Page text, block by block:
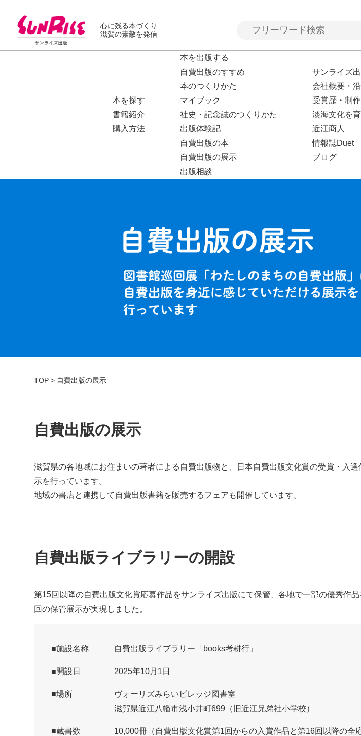
心に残る本づくり
滋賀の素敵を発信
本を探す
書籍紹介
購入方法
本を出版する
自費出版のすすめ
本のつくりかた
マイブック
社史・記念誌のつくりかた
出版体験記
自費出版の本
自費出版の展示
出版相談
サンライズ
会社概要・
受賞歴・制
淡海文化を
近江商人
情報誌Duet
ブログ
TOP > 自費出版の展示
自費出版の展示
滋賀県の各地域にお住まいの著者による自費出版物と、日本自費出版文化賞の受賞・入
示を行っています。
地域の書店と連携して自費出版書籍を販売するフェアも開催しています。
自費出版ライブラリーの開設
第15回以降の自費出版文化賞応募作品をサンライズ出版にて保管、各地で一部の優秀作
回の保管展示が実現しました。
施設名称 自費出版ライブラリー「books考耕行」
開設日 2025年10月1日
場所
ヴォーリズみらいビレッジ図書室
滋賀県近江八幡市浅小井町699（旧近江兄弟社小学校）
蔵書数 10,000冊（自費出版文化賞第1回からの入賞作品と第16回以降の全